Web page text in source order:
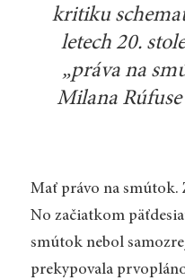
kritiku
letech 20.
„práva na
Milana
Mať právo na smútok.
No začiatkom
smútok nebol
prekypovala